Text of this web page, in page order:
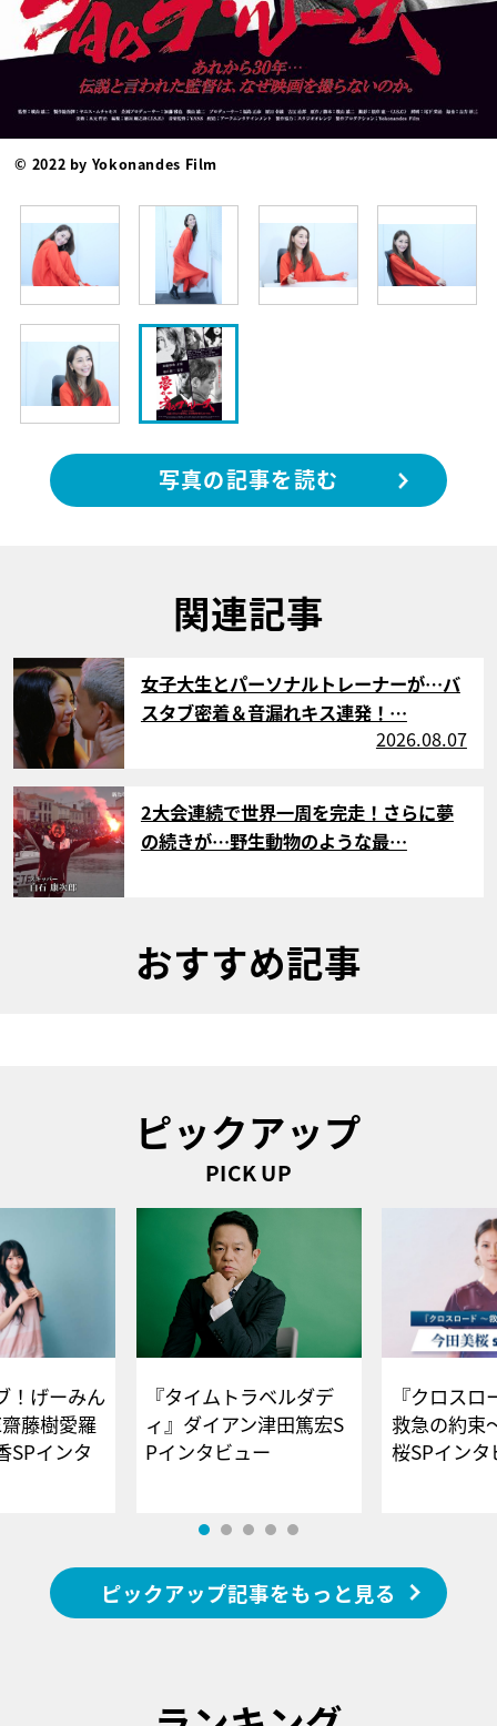
© 2022 by Yokonandes Film
写真の記事を読む
関連記事
サムネイル
女子大生とパーソナルトレーナーが…バ
スタブ密着＆音漏れキス連発！…
2026.08.07
サムネイル
2大会連続で世界一周を完走！さらに夢
の続きが…野生動物のような最…
おすすめ記事
ピックアップ
PICK UP
！げーみん
藤樹愛羅
SPインタ
『タイムトラベルダデ
ィ』ダイアン津田篤宏S
Pインタビュー
『クロス
救急の約束
桜SPイ
ピックアップ記事をもっと見る